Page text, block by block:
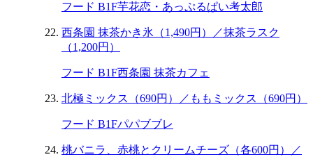
フード B1F芋花恋・あっぷるぱい考太郎
西条園 抹茶かき氷（1,490円）／抹茶ラスク
（1,200円）
フード B1F西条園 抹茶カフェ
北極ミックス（690円）／ももミックス（690円）
フード B1Fパパブブレ
桃バニラ、赤桃とクリームチーズ（各600円）／